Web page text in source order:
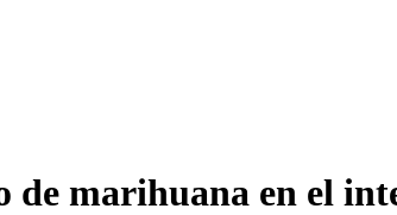
de marihuana en el